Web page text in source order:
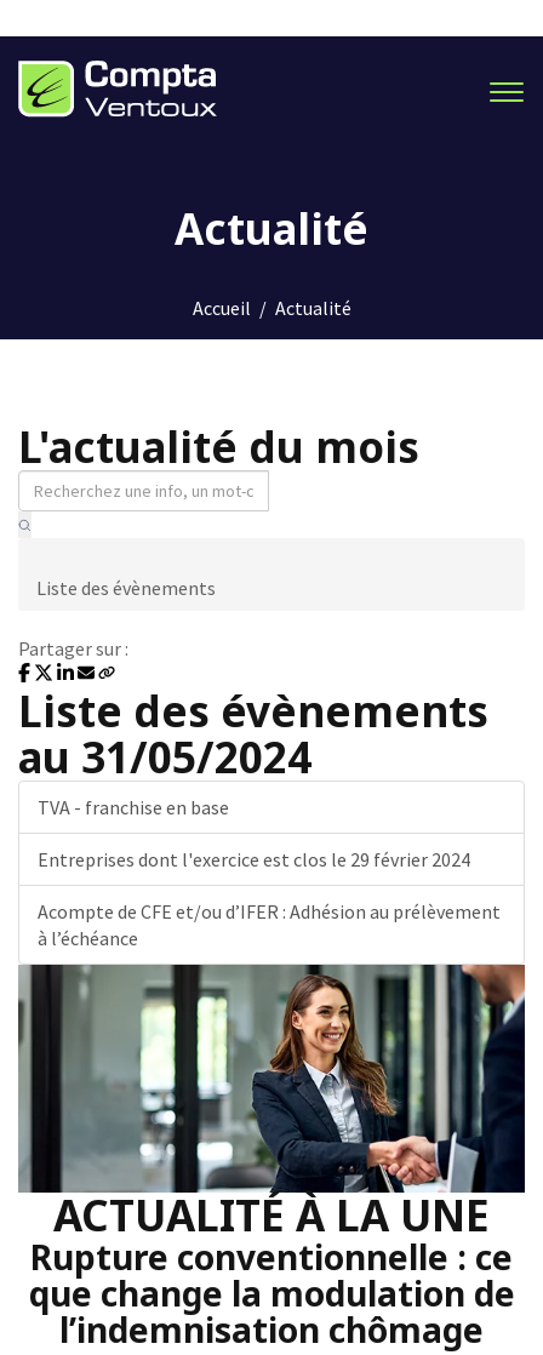
Actualité
Accueil / Actualité
L'actualité du mois
Liste des évènements
Partager sur :
Liste des évènements
au 31/05/2024
TVA - franchise en base
Entreprises dont l'exercice est clos le 29 février 2024
Acompte de CFE et/ou d’IFER : Adhésion au prélèvement
à l’échéance
ACTUALITÉ À LA UNE
Rupture conventionnelle : ce
que change la modulation de
l’indemnisation chômage